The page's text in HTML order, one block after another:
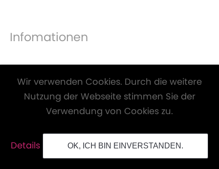
Infomationen
Alle Preise inkl. Mwst. und zzgl.Versandkosten
Wir verwenden Cookies. Durch die weitere
Nutzung der Webseite stimmen Sie der
Verwendung von Cookies zu.
Details OK, ICH BIN EINVERSTANDEN.